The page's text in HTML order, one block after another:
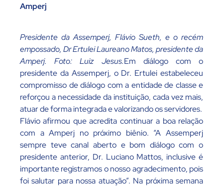
Amperj
Presidente da Assemperj, Flávio Sueth, e o recém
empossado, Dr Ertulei Laureano Matos, presidente da
Amperj. Foto: Luiz Jesus.Em diálogo com o
presidente da Assemperj, o Dr. Ertulei estabeleceu
compromisso de diálogo com a entidade de classe e
reforçou a necessidade da instituição, cada vez mais,
atuar de forma integrada e valorizando os servidores.
Flávio afirmou que acredita continuar a boa relação
com a Amperj no próximo biênio. “A Assemperj
sempre teve canal aberto e bom diálogo com o
presidente anterior, Dr. Luciano Mattos, inclusive é
importante registramos o nosso agradecimento, pois
foi salutar para nossa atuação”. Na próxima semana